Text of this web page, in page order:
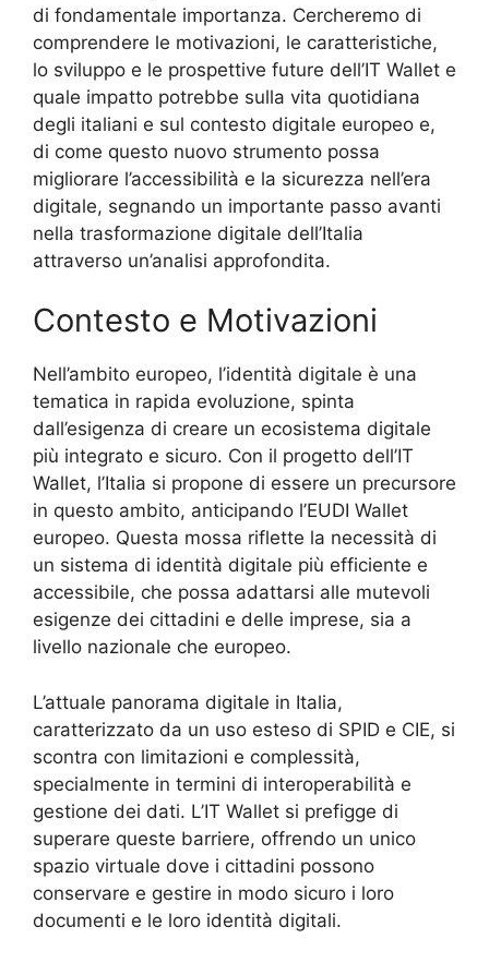
di fondamentale importanza. Cercheremo di
comprendere le motivazioni, le caratteristiche,
lo sviluppo e le prospettive future dell’IT Wallet e
quale impatto potrebbe sulla vita quotidiana
degli italiani e sul contesto digitale europeo e,
di come questo nuovo strumento possa
migliorare l’accessibilità e la sicurezza nell’era
digitale, segnando un importante passo avanti
nella trasformazione digitale dell’Italia
attraverso un’analisi approfondita.
Contesto e Motivazioni
Nell’ambito europeo, l’identità digitale è una
tematica in rapida evoluzione, spinta
dall’esigenza di creare un ecosistema digitale
più integrato e sicuro. Con il progetto dell’IT
Wallet, l’Italia si propone di essere un precursore
in questo ambito, anticipando l’EUDI Wallet
europeo. Questa mossa riflette la necessità di
un sistema di identità digitale più efficiente e
accessibile, che possa adattarsi alle mutevoli
esigenze dei cittadini e delle imprese, sia a
livello nazionale che europeo.
L’attuale panorama digitale in Italia,
caratterizzato da un uso esteso di SPID e CIE, si
scontra con limitazioni e complessità,
specialmente in termini di interoperabilità e
gestione dei dati. L’IT Wallet si prefigge di
superare queste barriere, offrendo un unico
spazio virtuale dove i cittadini possono
conservare e gestire in modo sicuro i loro
documenti e le loro identità digitali.